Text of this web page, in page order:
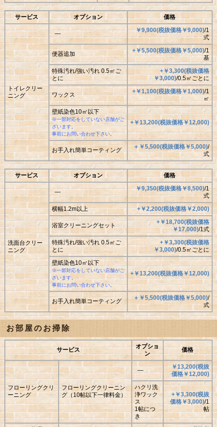
サービス オプション 価格
トイレクリー
ニング
― ￥9,900(税抜価格￥9,000)/1
式
便器追加 +￥5,500(税抜価格￥5,000)/1
基
特殊汚れ/強い汚れ 0.5㎡ご
とに
+￥3,300(税抜価格
￥3,000)/0.5㎡ごとに
ワックス +￥1,100(税抜価格￥1,000)/1
㎡
壁紙染色10㎡以下
※一部対応をしていない店舗がご
ざいます。
事前にお問い合わせ下さい。
+￥13,200(税抜価格￥12,000)
お手入れ簡単コーティング ＋￥5,500(税抜価格￥5,000)/
式
サービス オプション 価格
洗面台クリー
ニング
― ￥9,350(税抜価格￥8,500)/1
式
横幅1.2m以上
+￥2,200(税抜価格￥2,000)
浴室クリーニングセット
+￥18,700(税抜価格
￥17,000)/1式
特殊汚れ/強い汚れ 0.5㎡ご
とに
+￥3,300(税抜価格
￥3,000)/0.5㎡ごとに
壁紙染色10㎡以下
※一部対応をしていない店舗がご
ざいます。
事前にお問い合わせ下さい。
+￥13,200(税抜価格￥12,000)
お手入れ簡単コーティング ＋￥5,500(税抜価格￥5,000)/
式
お部屋のお掃除
サービス
オプショ
ン
価格
フローリングクリ
ーニング
フローリングクリーニン
グ（10帖以下一律料金）
―
￥13,200(税抜
価格￥12,000)
ハクリ洗
浄ワック
ス
1帖につ
き
+￥3,300(税抜
価格￥3,000)/1
帖